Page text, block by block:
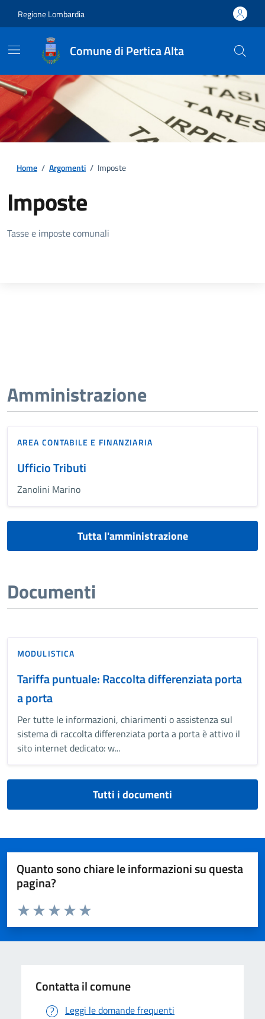
Regione Lombardia
Comune di Pertica Alta
Home / Argomenti / Imposte
Imposte
Dettagli della notizia
Tasse e imposte comunali
Amministrazione
AREA CONTABILE E FINANZIARIA
Ufficio Tributi
Zanolini Marino
Tutta l'amministrazione
Documenti
MODULISTICA
Tariffa puntuale: Raccolta differenziata porta
a porta
Per tutte le informazioni, chiarimenti o assistenza sul
sistema di raccolta differenziata porta a porta è attivo il
sito internet dedicato: w...
Tutti i documenti
Quanto sono chiare le informazioni su questa
pagina?
Valuta da 1 a 5 stelle la pagina
Valuta 5 stelle su 5
Valuta 4 stelle su 5
Valuta 3 stelle su 5
Valuta 2 stelle su 5
Valuta 1 stelle su 5
Contatta il comune
Leggi le domande frequenti